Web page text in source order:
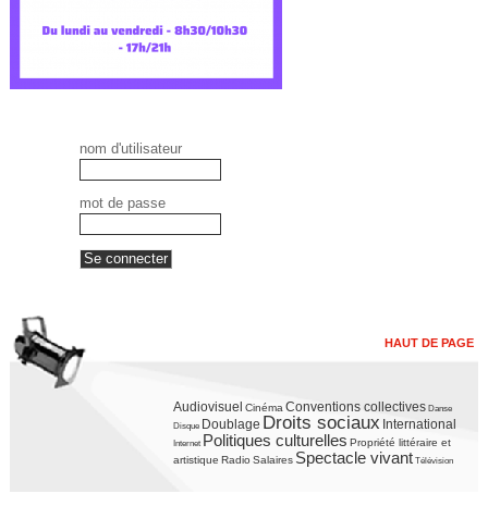
nom d'utilisateur
mot de passe
HAUT DE PAGE
Audiovisuel Cinéma Conventions collectives Danse
Disque Doublage Droits sociaux International
Internet Politiques culturelles Propriété littéraire et
artistique Radio Salaires Spectacle vivant Télévision